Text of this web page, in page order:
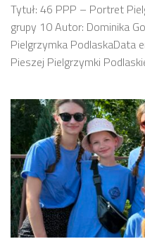
Tytuł: 46 PPP – Portret
grupy 10 Autor: Dominika
Pielgrzymka PodlaskaData
Pieszej Pielgrzymki